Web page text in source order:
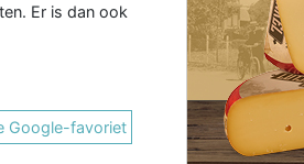
Er is dan ook
Google-favoriet